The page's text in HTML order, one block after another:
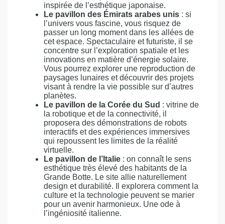
inspirée de l’esthétique japonaise.
Le pavillon des Émirats arabes unis : si
l’univers vous fascine, vous risquez de
passer un long moment dans les allées de
cet espace. Spectaculaire et futuriste, il se
concentre sur l’exploration spatiale et les
innovations en matière d’énergie solaire.
Vous pourrez explorer une reproduction de
paysages lunaires et découvrir des projets
visant à rendre la vie possible sur d’autres
planètes.
Le pavillon de la Corée du Sud : vitrine de
la robotique et de la connectivité, il
proposera des démonstrations de robots
interactifs et des expériences immersives
qui repoussent les limites de la réalité
virtuelle.
Le pavillon de l’Italie : on connaît le sens
esthétique très élevé des habitants de la
Grande Botte. Le site allie naturellement
design et durabilité. Il explorera comment la
culture et la technologie peuvent se marier
pour un avenir harmonieux. Une ode à
l’ingéniosité italienne.